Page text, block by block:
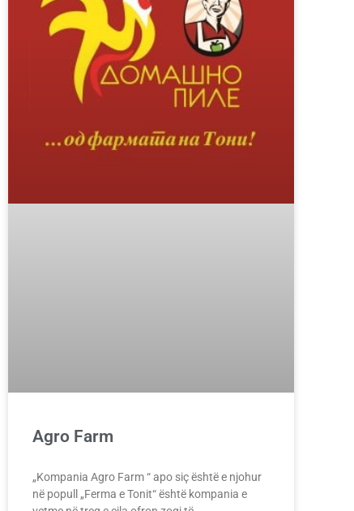
Agro Farm
„Kompania Agro Farm “ apo siç është e njohur
në popull „Ferma e Tonit“ është kompania e